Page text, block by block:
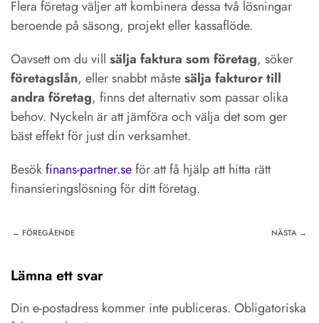
Flera företag väljer att kombinera dessa två lösningar
beroende på säsong, projekt eller kassaflöde.
Oavsett om du vill sälja faktura som företag, söker
företagslån, eller snabbt måstesälja fakturor till
andra företag, finns det alternativ som passar olika
behov. Nyckeln är att jämföra och välja det som ger
bäst effekt för just din verksamhet.
Besökfinans-partner.seför att få hjälp att hitta rätt
finansieringslösning för ditt företag.
← FÖREGÅENDE NÄSTA →
Lämna ett svar
Din e-postadress kommer inte publiceras. Obligatoriska